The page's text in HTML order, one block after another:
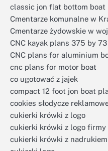
classic jon flat bottom boat
Cmentarze komunalne w
Cmentarze żydowskie w
CNC kayak plans 375 by
CNC plans for aluminium
cnc plans for motor boat
co ugotować z jajek
compact 12 foot jon boat
cookies słodycze
cukierki krówki z logo
cukierki krówki z logo firmy
cukierki krówki z nadrukiem